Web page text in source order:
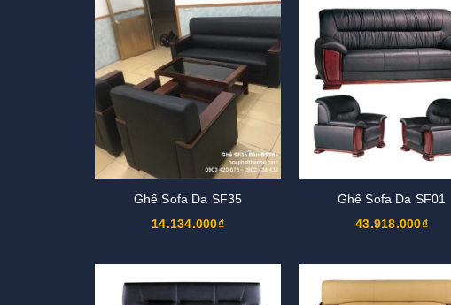
Ghế Sofa Da SF35
14.134.000₫
Ghế Sofa Da SF01
43.918.000₫